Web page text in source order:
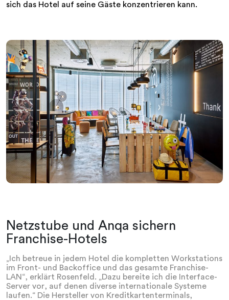
sich das Hotel auf seine Gäste konzentrieren kann.
Netzstube und Anqa sichern
Franchise-Hotels
„Ich betreue in jedem Hotel die kompletten Workstations
im Front- und Backoffice und das gesamte Franchise-
LAN“, erklärt Rosenfeld. „Dazu bereite ich die Interface-
Server vor, auf denen diverse internationale Systeme
laufen.“ Die Hersteller von Kreditkartenterminals,